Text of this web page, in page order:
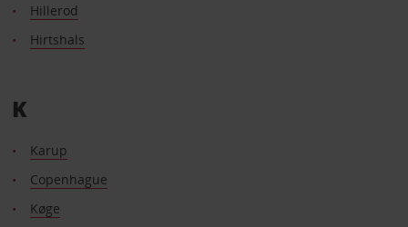
Hillerod
Hirtshals
K
Karup
Copenhague
Køge